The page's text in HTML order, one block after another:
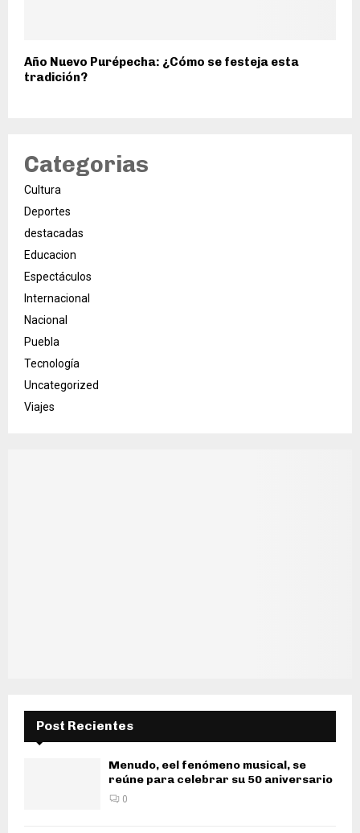
Año Nuevo Purépecha: ¿Cómo se festeja esta
tradición?
Categorias
Cultura
Deportes
destacadas
Educacion
Espectáculos
Internacional
Nacional
Puebla
Tecnología
Uncategorized
Viajes
Post Recientes
Menudo, eel fenómeno musical, se
reúne para celebrar su 50 aniversario
0